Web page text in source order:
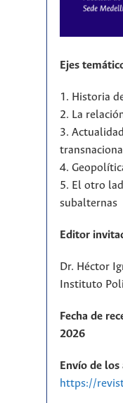
Ejes
1. Historia
2. La
3.
4.
5. El otro
subalternas
Editor
Dr. Héctor
Instituto
Fecha de
2026
Envío de
https://